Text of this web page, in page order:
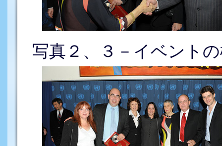
写真２、３－イベント